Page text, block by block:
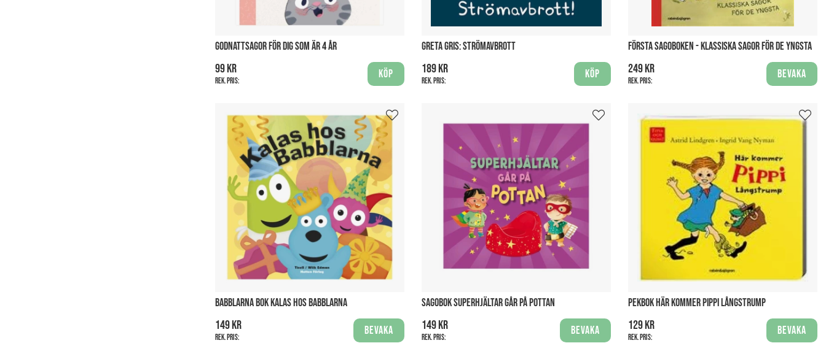
GODNATTSAGOR FÖR DIG SOM ÄR 4 ÅR
99 kr
Rek. pris:
Köp
GRETA GRIS: STRÖMAVBROTT
189 kr
Rek. pris:
Köp
FÖRSTA SAGOBOKEN - KLASSISKA SAGOR FÖR DE YNGSTA
249 kr
Rek. pris:
Bevaka
BABBLARNA BOK KALAS HOS BABBLARNA
149 kr
Rek. pris:
Bevaka
SAGOBOK SUPERHJÄLTAR GÅR PÅ POTTAN
149 kr
Rek. pris:
Bevaka
PEKBOK HÄR KOMMER PIPPI LÅNGSTRUMP
129 kr
Rek. pris:
Bevaka